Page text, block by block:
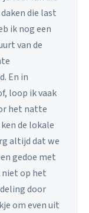
die last
ik nog een
van de
En in
loop ik vaak
het natte
de lokale
altijd dat we
gedoe met
niet op het
door
om even uit